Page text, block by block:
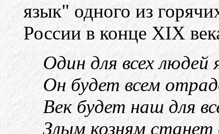
язык" одного из
России в конце XIX
Один для всех людей
Он будет всем
Век будет наш для
Злым козням станет